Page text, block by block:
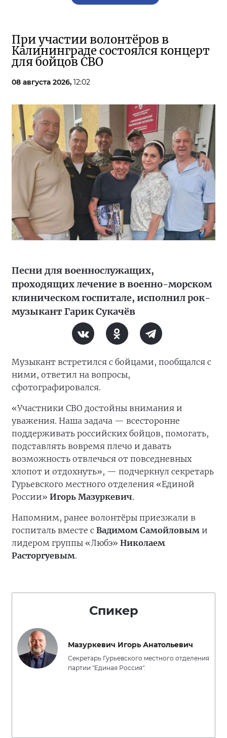
При участии волонтёров в
Калининграде состоялся концерт
для бойцов СВО
08 августа 2026, 12:02
Песни для военнослужащих,
проходящих лечение в военно-морском
клиническом госпитале, исполнил рок-
музыкант Гарик Сукачёв
Музыкант встретился с бойцами, пообщался с
ними, ответил на вопросы,
сфотографировался.
«Участники СВО достойны внимания и
уважения. Наша задача — всесторонне
поддерживать российских бойцов, помогать,
подставлять вовремя плечо и давать
возможность отвлечься от повседневных
хлопот и отдохнуть», — подчеркнул секретарь
Гурьевского местного отделения «Единой
России» Игорь Мазуркевич.
Напомним, ранее волонтёры приезжали в
госпиталь вместе с Вадимом Самойловым и
лидером группы «Любэ» Николаем
Расторгуевым.
Спикер
Мазуркевич Игорь Анатольевич
Секретарь Гурьевского местного отделения
партии "Единая Россия".